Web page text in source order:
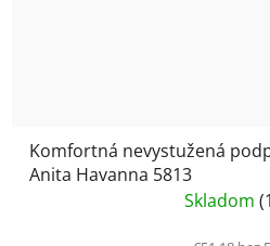
Komfortná nevystužená
Anita Havanna 5813
Skladom